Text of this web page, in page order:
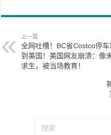
上一篇
全网吐槽！BC省Costco停车
到美国！美国网友崩溃：像
求生，被当场教育！